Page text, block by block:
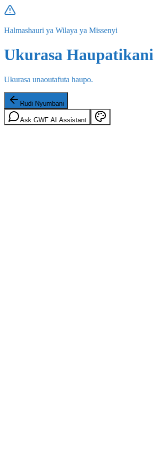
Halmashauri ya Wilaya ya Missenyi
Ukurasa Haupatikani
Ukurasa unaoutafuta haupo.
Rudi Nyumbani
Ask GWF AI Assistant